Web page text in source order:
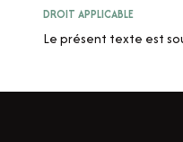
DROIT APPLICABLE
Le présent texte est